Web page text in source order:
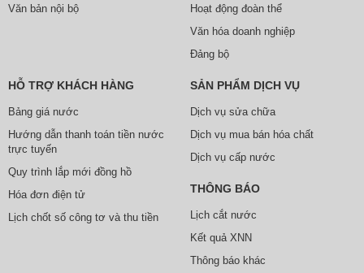
Văn bản nội bộ
Hoạt động đoàn thể
Văn hóa doanh nghiệp
Đảng bộ
HỖ TRỢ KHÁCH HÀNG
Bảng giá nước
Hướng dẫn thanh toán tiền nước
trực tuyến
Quy trình lắp mới đồng hồ
Hóa đơn điện tử
Lịch chốt số công tơ và thu tiền
SẢN PHẨM DỊCH VỤ
Dịch vụ sửa chữa
Dịch vụ mua bán hóa chất
Dịch vụ cấp nước
THÔNG BÁO
Lịch cắt nước
Kết quả XNN
Thông báo khác